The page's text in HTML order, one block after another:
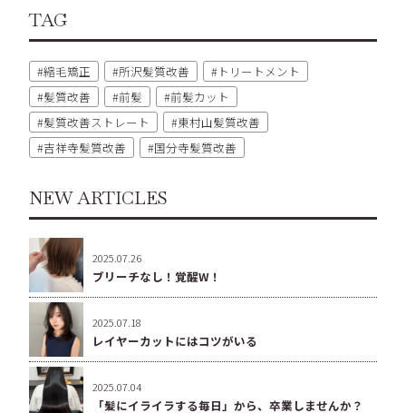
TAG
縮毛矯正 所沢髪質改善
トリートメント
髪質改善
前髪
前髪カット
髪質改善ストレート
東村山髪質改善
吉祥寺髪質改善
国分寺髪質改善
NEW ARTICLES
2025.07.26
ブリーチなし！覚醒W！
2025.07.18
レイヤーカットにはコツがいる
2025.07.04
「髪にイライラする毎日」から、卒業しませんか？